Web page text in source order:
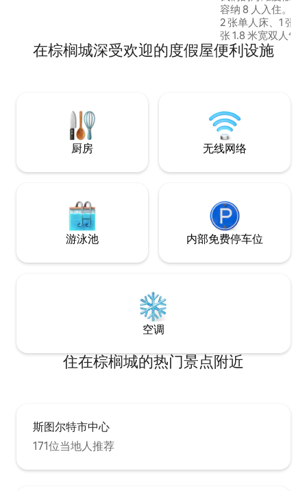
容纳 8 人入住。配
2 张单人床、1 张
张 1.8 米宽双人气
Stuart Fl的海滩、
屡获殊荣的餐厅、
者）。
在棕榈城深受欢迎的度假屋便利设施
厨房 无线网络
游泳池 内部免费停车位
空调
住在棕榈城的热门景点附近
斯图尔特市中心
171位当地人推荐